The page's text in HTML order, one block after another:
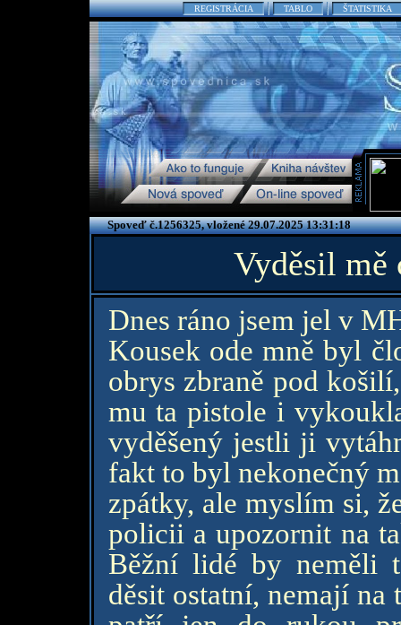
REGISTRÁCIA TABLO ŠTATISTIKA
Spoveď č.1256325, vložené 29.07.2025 13:31:18
Vyděsil mě
Dnes ráno jsem jel v
Kousek ode mně byl
obrys zbraně pod
mu ta pistole i
vyděšený jestli ji
fakt to byl nekonečný
zpátky, ale myslím si,
policii a upozornit na
Běžní lidé by neměli
děsit ostatní, nemají